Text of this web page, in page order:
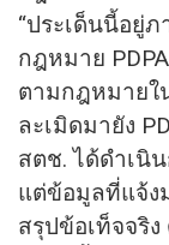
“ประเด็นนี้อยู่
กฎหมาย
ตามกฎหมายใ
ละเมิดมายัง
สตช. ได้ดำเนิ
แต่ข้อมูลที่แจ้ง
สรุปข้อเท็จจริง